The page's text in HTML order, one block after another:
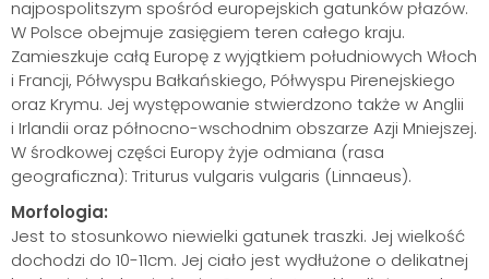
najpospolitszym spośród europejskich gatunków płazów.
W Polsce obejmuje zasięgiem teren całego kraju.
Zamieszkuje całą Europę z wyjątkiem południowych Włoch
i Francji, Półwyspu Bałkańskiego, Półwyspu Pirenejskiego
oraz Krymu. Jej występowanie stwierdzono także w Anglii
i Irlandii oraz północno-wschodnim obszarze Azji Mniejszej.
W środkowej części Europy żyje odmiana (rasa
geograficzna): Triturus vulgaris vulgaris (Linnaeus).
Morfologia:
Jest to stosunkowo niewielki gatunek traszki. Jej wielkość
dochodzi do 10-11cm. Jej ciało jest wydłużone o delikatnej